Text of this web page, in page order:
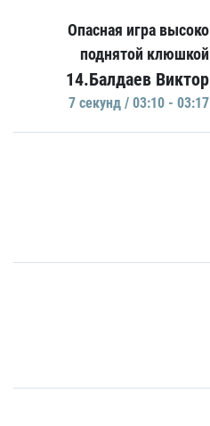
Опасная игра высоко
поднятой клюшкой
14.Балдаев Виктор
7 секунд / 03:10 - 03:17